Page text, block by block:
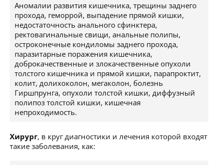
Аномалии развития кишечника, трещины заднего
прохода, геморрой, выпадение прямой кишки,
недостаточность анального сфинктера,
ректовагинальные свищи, анальные полипы,
остроконечные кондиломы заднего прохода,
паразитарные поражения кишечника,
доброкачественные и злокачественные опухоли
толстого кишечника и прямой кишки, парапроктит,
колит, долихоколон, мегаколон, болезнь
Гиршпрунга, опухоли толстой кишки, диффузный
полипоз толстой кишки, кишечная
непроходимость.
Хирург, в круг диагностики и лечения которой входят
такие заболевания, как: